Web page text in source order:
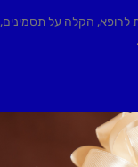
לרופא, הקלה על תסמינים,